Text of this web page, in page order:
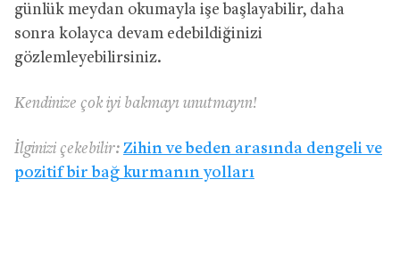
günlük meydan okumayla işe başlayabilir, daha
sonra kolayca devam edebildiğinizi
gözlemleyebilirsiniz.
Kendinize çok iyi bakmayı unutmayın!
İlginizi çekebilir: Zihin ve beden arasında dengeli ve
pozitif bir bağ kurmanın yolları